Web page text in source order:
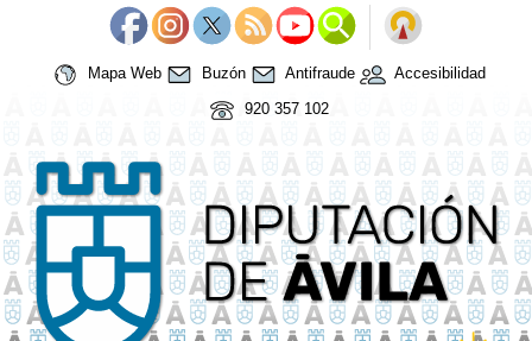
Mapa Web Buzón Antifraude
Accesibilidad
920 357 102